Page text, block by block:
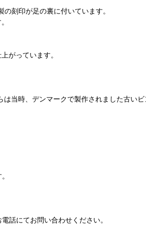
刻印が足の裏に付いています。
がっています。
当時、デンマークで製作されました古いビ
話にてお問い合わせください。